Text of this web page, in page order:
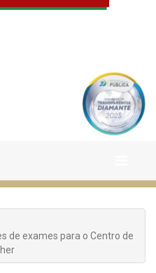
de exames para o Centro de